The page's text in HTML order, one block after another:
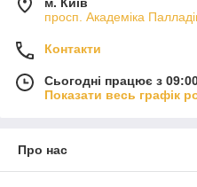
м. Київ
просп. Академіка
Контакти
Сьогодні працює з
Показати весь графік
Про нас